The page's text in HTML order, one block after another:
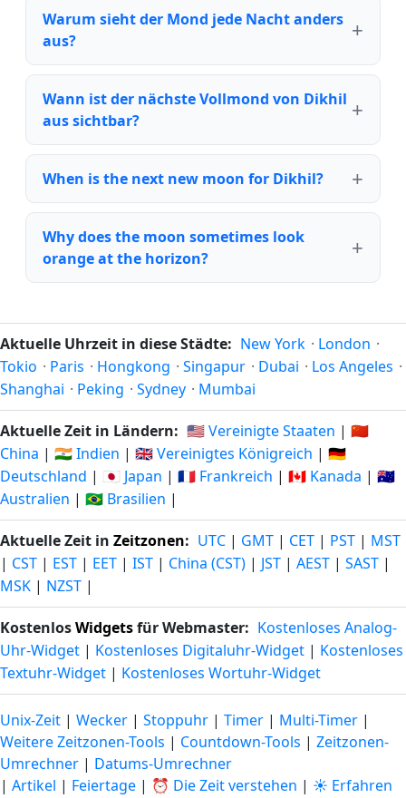
Warum sieht der Mond jede Nacht anders
aus?
Wann ist der nächste Vollmond von Dikhil
aus sichtbar?
When is the next new moon for Dikhil?
Why does the moon sometimes look
orange at the horizon?
Aktuelle Uhrzeit in diese Städte: New York · London ·
Tokio · Paris · Hongkong · Singapur · Dubai · Los Angeles ·
Shanghai · Peking · Sydney · Mumbai
Aktuelle Zeit in Ländern: 🇺🇸 Vereinigte Staaten | 🇨🇳
China | 🇮🇳 Indien | 🇬🇧 Vereinigtes Königreich | 🇩🇪
Deutschland | 🇯🇵 Japan | 🇫🇷 Frankreich | 🇨🇦 Kanada | 🇦🇺
Australien | 🇧🇷 Brasilien |
Aktuelle Zeit in Zeitzonen: UTC | GMT | CET | PST | MST
| CST | EST | EET | IST | China (CST) | JST | AEST | SAST |
MSK | NZST |
KostenlosWidgetsfür Webmaster: Kostenloses Analog-
Uhr-Widget | Kostenloses Digitaluhr-Widget | Kostenloses
Textuhr-Widget | Kostenloses Wortuhr-Widget
Unix-Zeit | Wecker | Stoppuhr | Timer | Multi-Timer |
Weitere Zeitzonen-Tools | Countdown-Tools | Zeitzonen-
Umrechner | Datums-Umrechner
| Artikel | Feiertage | ⏰ Die Zeit verstehen | ☀️ Erfahren